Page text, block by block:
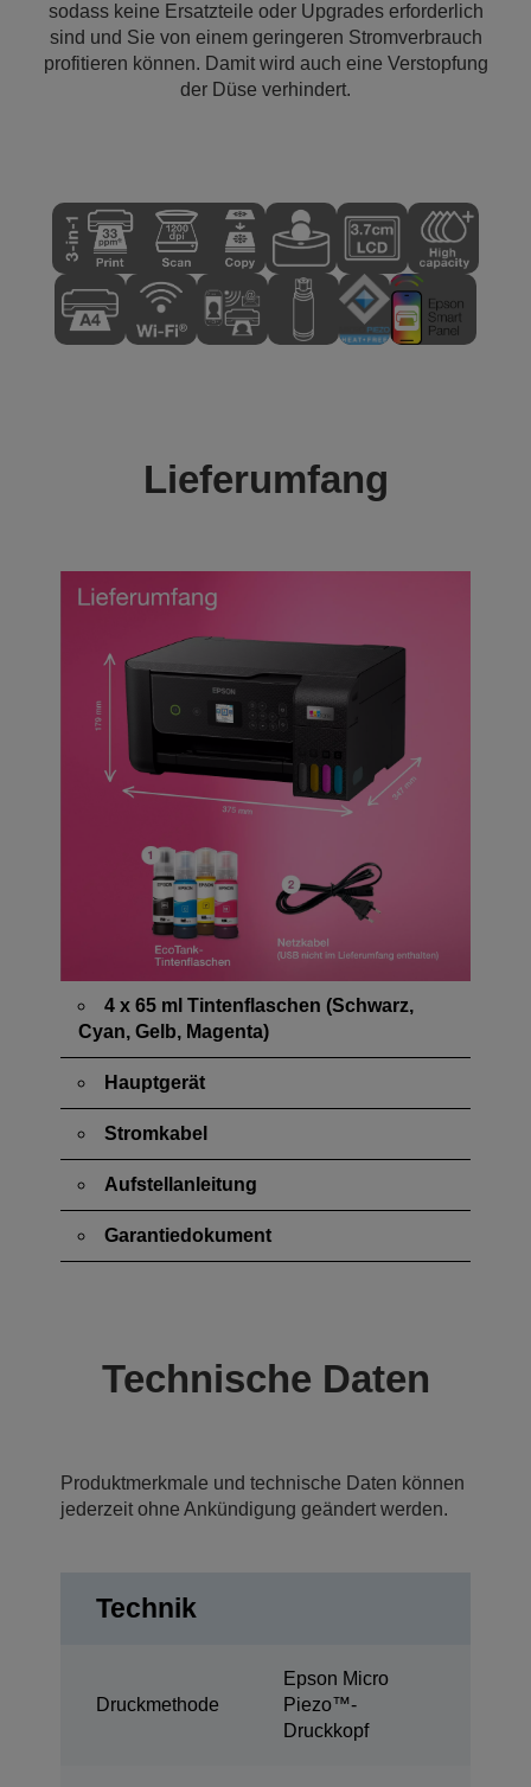
sodass keine Ersatzteile oder Upgrades erforderlich
sind und Sie von einem geringeren Stromverbrauch
profitieren können. Damit wird auch eine Verstopfung
der Düse verhindert.
Lieferumfang
4 x 65 ml Tintenflaschen (Schwarz,
Cyan, Gelb, Magenta)
Hauptgerät
Stromkabel
Aufstellanleitung
Garantiedokument
Technische Daten
Produktmerkmale und technische Daten können
jederzeit ohne Ankündigung geändert werden.
Technik
Druckmethode
Epson Micro
Piezo™-
Druckkopf